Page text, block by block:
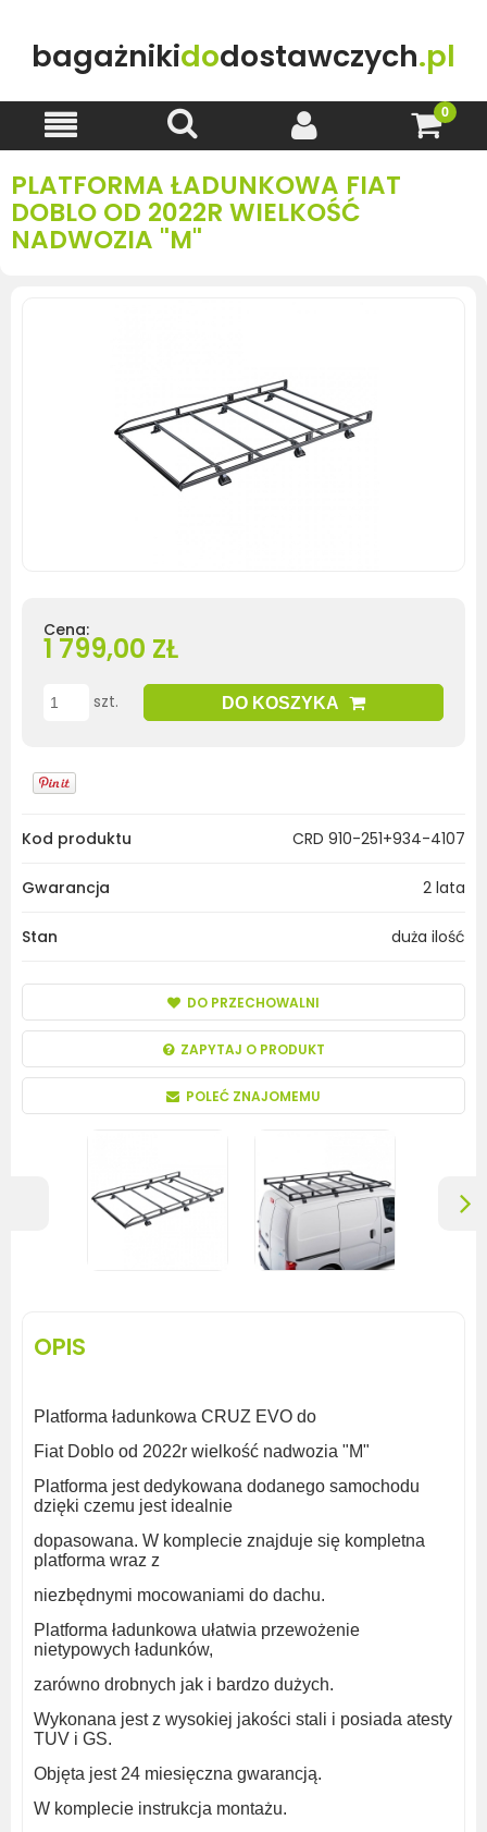
bagażnikidodostawczych.pl
PLATFORMA ŁADUNKOWA FIAT
DOBLO OD 2022R WIELKOŚĆ
NADWOZIA "M"
Kod produktu CRD 910-251+934-4107
Gwarancja 2 lata
Stan duża ilość
DO PRZECHOWALNI
ZAPYTAJ O PRODUKT
POLEĆ ZNAJOMEMU
Cena:
1 799,00 ZŁ
szt. DO KOSZYKA
OPIS
Platforma ładunkowa CRUZ EVO do
Fiat Doblo od 2022r wielkość nadwozia "M"
Platforma jest dedykowana dodanego samochodu
dzięki czemu jest idealnie
dopasowana. W komplecie znajduje się kompletna
platforma wraz z
niezbędnymi mocowaniami do dachu.
Platforma ładunkowa ułatwia przewożenie
nietypowych ładunków,
zarówno drobnych jak i bardzo dużych.
Wykonana jest z wysokiej jakości stali i posiada atesty
TUV i GS.
Objęta jest 24 miesięczna gwarancją.
W komplecie instrukcja montażu.